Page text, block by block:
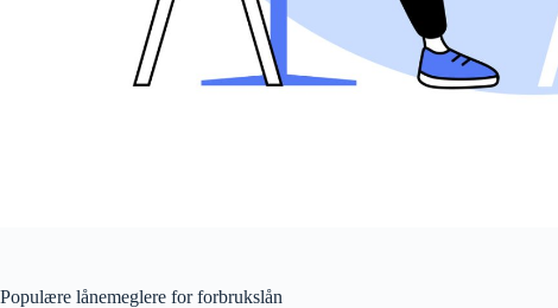
Populære lånemeglere for forbrukslån